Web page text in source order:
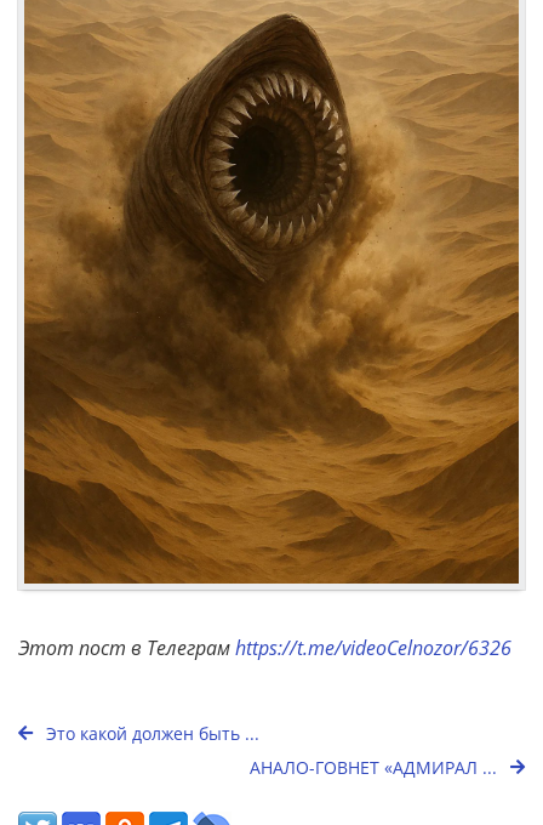
Этот пост в Телеграмhttps://t.me/videoCelnozor/6326
Это какой должен быть ...
АНАЛО-ГОВНЕТ «АДМИРАЛ ...